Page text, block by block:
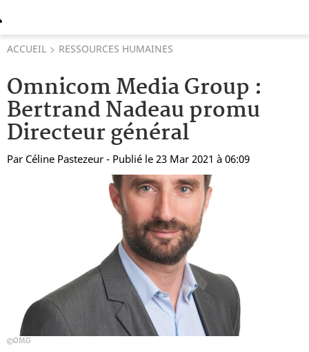
ACCUEIL RESSOURCES HUMAINES
Omnicom Media Group :
Bertrand Nadeau promu
Directeur général
Par Céline Pastezeur - Publié le 23 Mar 2021 à 06:09
OMG